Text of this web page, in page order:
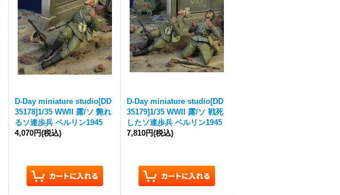
D-Day miniature studio[DD
35178]1/35 WWII 露/ソ 斃れ
るソ連歩兵 ベルリン1945
4,070円(税込)
D-Day miniature studio[DD
35179]1/35 WWII 露/ソ 戦死
したソ連歩兵 ベルリン1945
7,810円(税込)